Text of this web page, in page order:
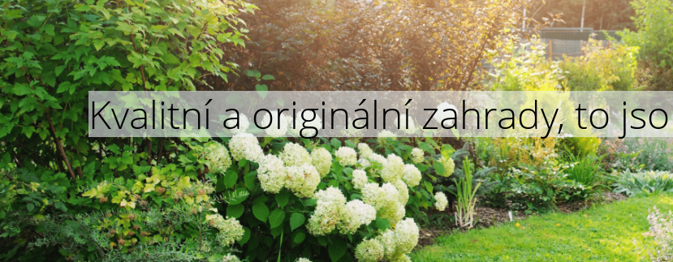
Kvalitní a originální zahrady, to